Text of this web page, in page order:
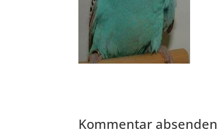
Kommentar absenden